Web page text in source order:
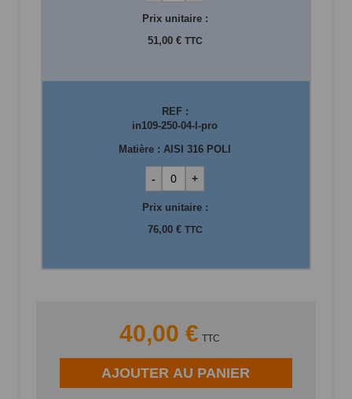
Prix unitaire :
51,00 € TTC
REF :
in109-250-04-l-pro
Matière : AISI 316 POLI
- +
Prix unitaire :
76,00 € TTC
AJOUTER AU PANIER
40,00 € TTC